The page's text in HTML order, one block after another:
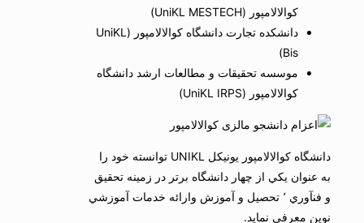
کوالالامپور (UniKL MESTECH)
دانشکده تجارت دانشگاه کوالالامپور (UniKL
Bis)
موسسه تحقیقات و مطالعات ارشد دانشگاه
کوالالامپور (UniKL IRPS)
دانشگاه كوالالامپور يونيكل UNIKL توانسته خود را
به عنوان يكي از چهار دانشگاه برتر در زمينه تحقيق
و فنآوري ٬ تحصيل و آموزش وارائه خدمات آموزشي
نوين معرفي نمايد.